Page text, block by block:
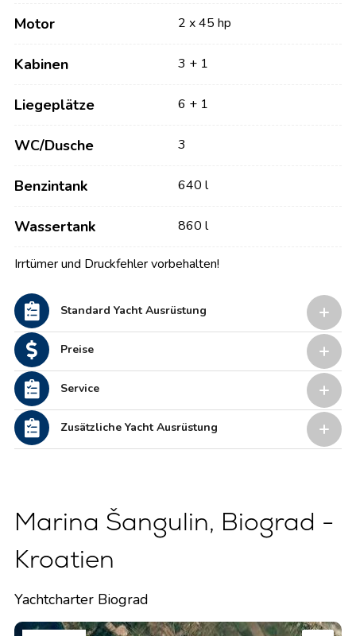
Motor 2 x 45 hp
Kabinen 3 + 1
Liegeplätze 6 + 1
WC/Dusche 3
Benzintank 640 l
Wassertank 860 l
Irrtümer und Druckfehler vorbehalten!
Standard Yacht Ausrüstung
Preise
Service
Zusätzliche Yacht Ausrüstung
Marina Šangulin, Biograd -
Kroatien
Yachtcharter Biograd